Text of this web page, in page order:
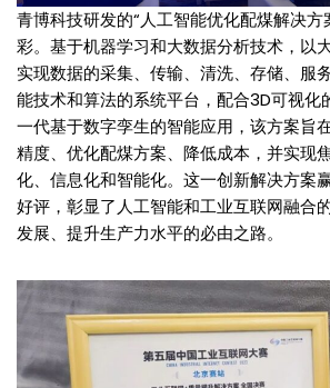
青博科技研发的“人工智能优化配煤解决方
彩。基于机器学习和大数据分析技术，以
实现数据的采集、传输、清洗、存储、服
能技术和算法的系统平台，配合3D可视化
一代基于数字孪生的智能应用，该方案旨
精度、优化配煤方案、降低成本，并实现
化、信息化和智能化。这一创新解决方案
好评，彰显了人工智能和工业互联网融合
发展、提升生产力水平的必由之路。